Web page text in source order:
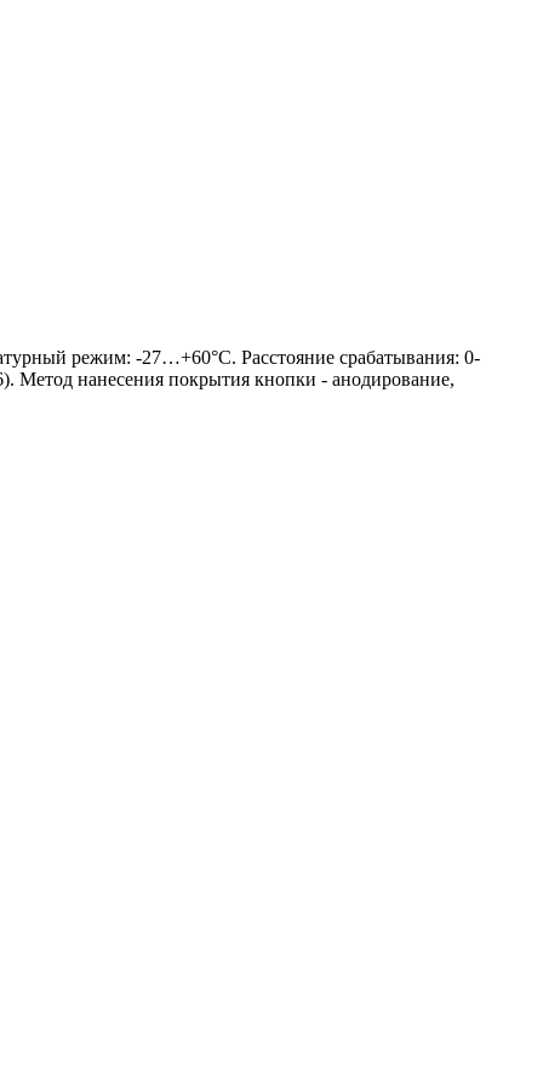
режим: -27…+60°C. Расстояние срабатывания: 0-
Метод нанесения покрытия кнопки - анодирование,